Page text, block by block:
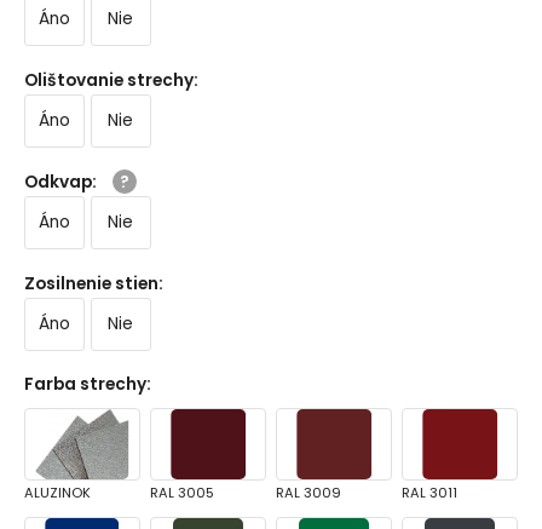
Áno
Nie
Olištovanie strechy:
Áno
Nie
Odkvap:
Áno
Nie
Zosilnenie stien:
Áno
Nie
Farba strechy:
ALUZINOK RAL 3005 RAL 3009 RAL 3011